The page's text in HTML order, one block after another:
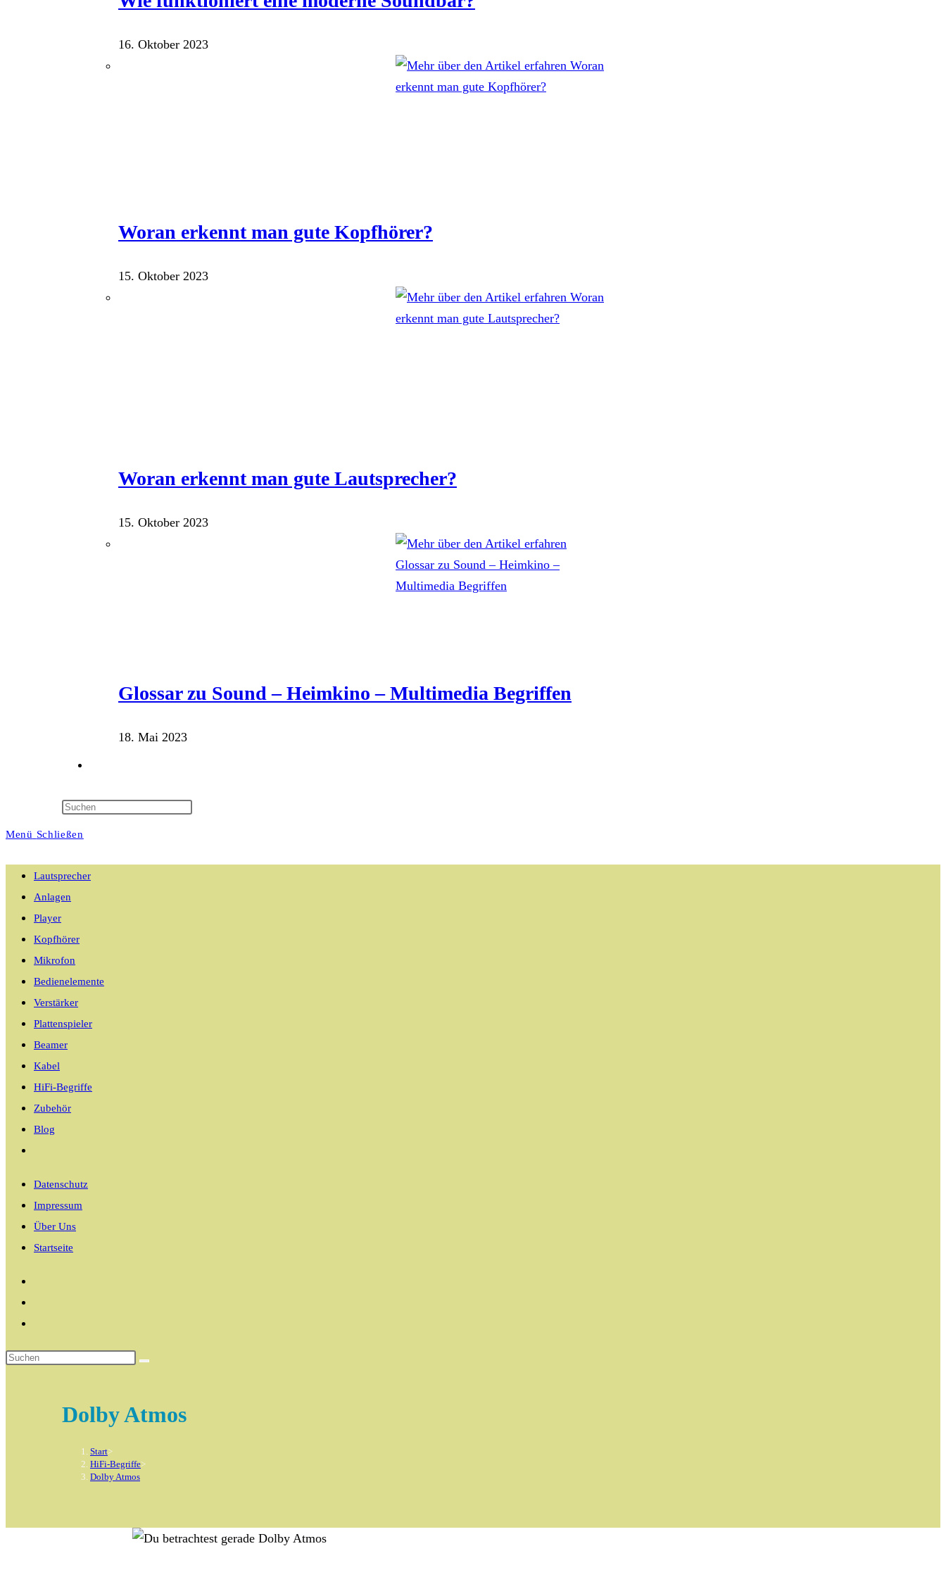
16. Oktober 2023
Woran erkennt man gute Kopfhörer?
15. Oktober 2023
Woran erkennt man gute Lautsprecher?
15. Oktober 2023
Glossar zu Sound – Heimkino – Multimedia Begriffen
18. Mai 2023
Suche
Menü Schließen
Lautsprecher
Anlagen
Player
Kopfhörer
Mikrofon
Bedienelemente
Verstärker
Plattenspieler
Beamer
Kabel
HiFi-Begriffe
Zubehör
Blog
umschalten
Datenschutz
Impressum
Über Uns
Startseite
Dolby Atmos
Start>
HiFi-Begriffe>
Dolby Atmos